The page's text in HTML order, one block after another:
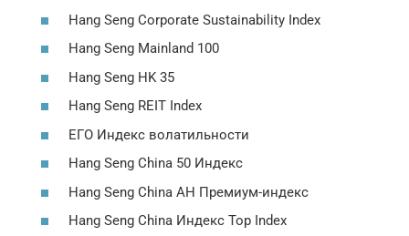
Hang Seng Corporate Sustainability Index
Hang Seng Mainland 100
Hang Seng HK 35
Hang Seng REIT Index
ЕГО Индекс волатильности
Hang Seng China 50 Индекс
Hang Seng China AH Премиум-индекс
Hang Seng China Индекс Top Index